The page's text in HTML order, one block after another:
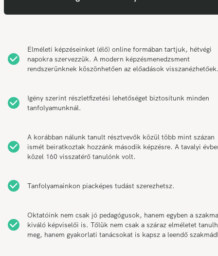
Elméleti képzéseinket (élő) online formában tartjuk, hétvégi
napokra szervezzük. A modern képzésmenedzsment
rendszerünknek köszönhetően az előadások
Igény szerint részletfizetési lehetőséget biztosítunk minden
tanfolyamunknál.
A korábban nálunk tanult résztvevők közül több mint százan
ismét beiratkoztak hozzánk második képzésre. A tavalyi
közel 160 visszatérő tanulónk volt.
Tanfolyamainkon piacképes tudást szerezhetsz.
Oktatóink nem csak jó pedagógusok, hanem egyben a szakma
kiváló képviselői is. Tőlük nem csak a száraz elméletet
meg, hanem gyakorlati tanácsokat is kapsz a leendő